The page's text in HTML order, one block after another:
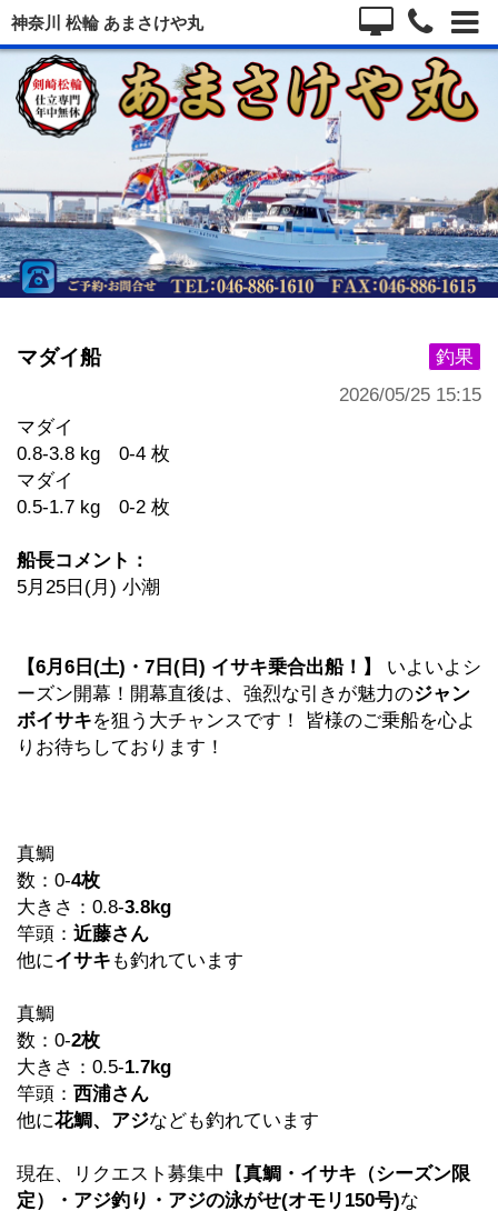
神奈川 松輪 あまさけや丸
釣果
マダイ船
2026/05/25 15:15
マダイ
0.8-3.8 kg 0-4 枚
マダイ
0.5-1.7 kg 0-2 枚
船長コメント：
5月25日(月) 小潮
【6月6日(土)・7日(日) イサキ乗合出船！】
いよいよシ
ーズン開幕！開幕直後は、強烈な引きが魅力のジャン
ボイサキを狙う大チャンスです！ 皆様のご乗船を心よ
りお待ちしております！
真鯛
数：0-4枚
大きさ：0.8-3.8kg
竿頭： 近藤さん
他にイサキ も釣れています
真鯛
数：0-2枚
大きさ：0.5-1.7kg
竿頭： 西浦さん
他に花鯛、アジなども釣れています
現在、リクエスト募集中【真鯛・イサキ（シーズン限
定）・アジ釣り・アジの泳がせ(オモリ150号)な